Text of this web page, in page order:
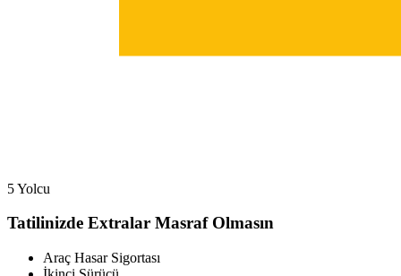
5 Yolcu
Tatilinizde Extralar Masraf Olmasın
Araç Hasar Sigortası